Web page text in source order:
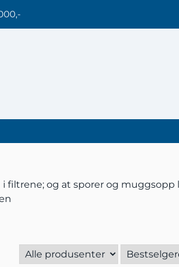
og at sporer og muggsopp